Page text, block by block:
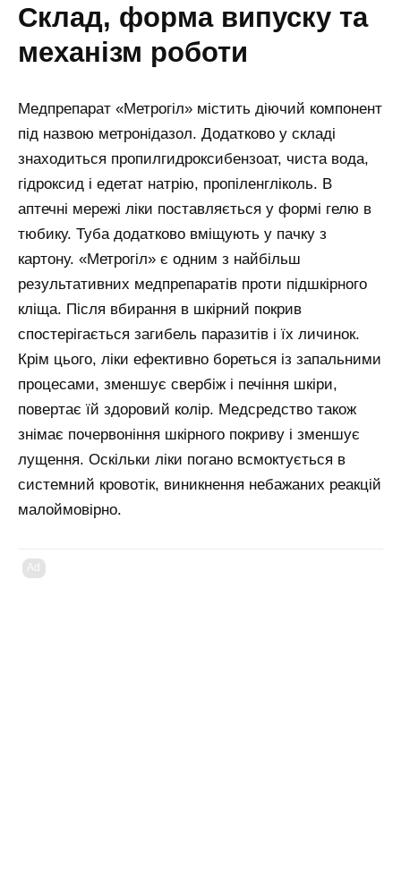
склад, форма випуску та
механізм роботи
Медпрепарат «Метрогіл» містить діючий компонент
під назвою метронідазол. Додатково у складі
знаходиться пропилгидроксибензоат, чиста вода,
гідроксид і едетат натрію, пропіленгліколь. В
аптечні мережі ліки поставляється у формі гелю в
тюбику. Туба додатково вміщують у пачку з
картону. «Метрогіл» є одним з найбільш
результативних медпрепаратів проти підшкірного
кліща. Після вбирання в шкірний покрив
спостерігається загибель паразитів і їх личинок.
Крім цього, ліки ефективно бореться із запальними
процесами, зменшує свербіж і печіння шкіри,
повертає їй здоровий колір. Медсредство також
знімає почервоніння шкірного покриву і зменшує
лущення. Оскільки ліки погано всмоктується в
системний кровотік, виникнення небажаних реакцій
малоймовірно.
Ad